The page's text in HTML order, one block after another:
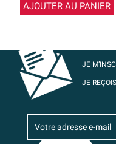
AJOUTER AU PANIER
JE
JE